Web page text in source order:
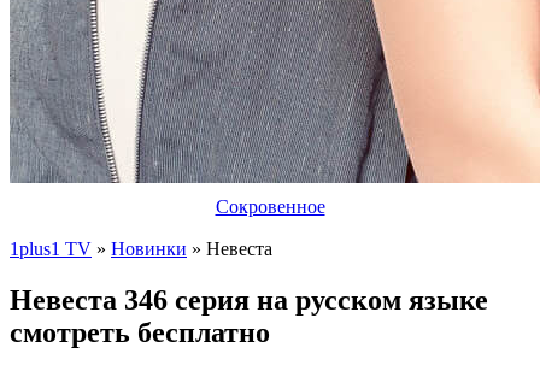
Сокровенное
1plus1 TV » Новинки » Невеста
Невеста 346 серия на русском языке
смотреть бесплатно